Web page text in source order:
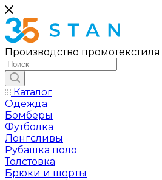
Производство промотекстиля
Каталог
Одежда
Бомберы
Футболка
Лонгсливы
Рубашка поло
Толстовка
Брюки и шорты